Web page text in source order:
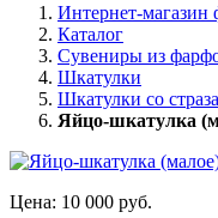
Интернет-
Каталог
Сувениры из
Шкатулки
Шкатулки со
Яйцо-шкатулка
Цена: 10 000 руб.